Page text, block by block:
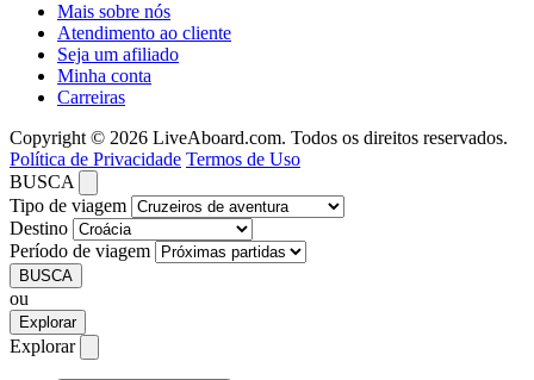
Mais sobre nós
Atendimento ao cliente
Seja um afiliado
Minha conta
Carreiras
Copyright © 2026 LiveAboard.com. Todos os direitos reservados.
Política de Privacidade Termos de Uso
BUSCA
Tipo de viagem
Destino
Período de viagem
BUSCA
ou
Explorar
Explorar